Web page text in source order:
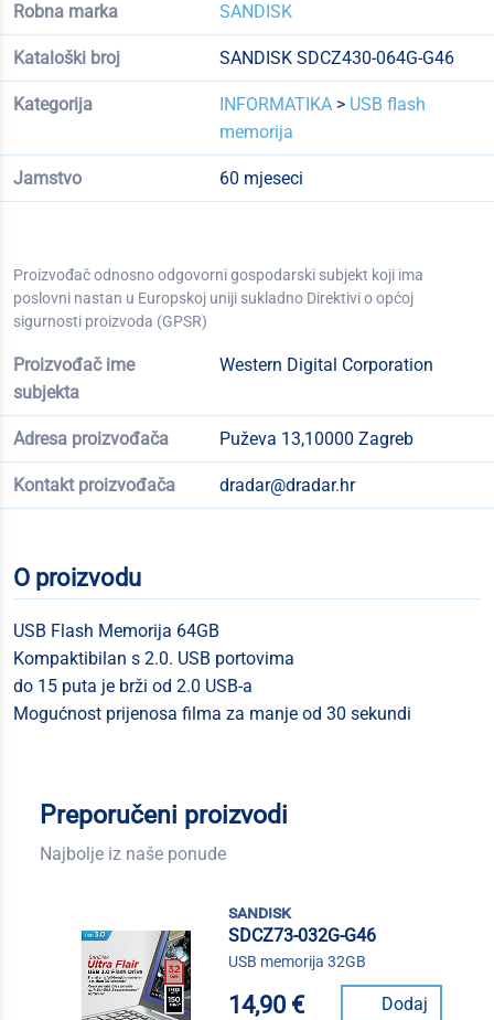
Robna marka SANDISK
Kataloški broj SANDISK SDCZ430-064G-G46
Kategorija INFORMATIKA> USB flash
memorija
Jamstvo 60 mjeseci
Proizvođač odnosno odgovorni gospodarski subjekt koji ima
poslovni nastan u Europskoj uniji sukladno Direktivi o općoj
sigurnosti proizvoda (GPSR)
Proizvođač ime
subjekta
Western Digital Corporation
Adresa proizvođača Puževa 13,10000 Zagreb
Kontakt proizvođača dradar@dradar.hr
O proizvodu
USB Flash Memorija 64GB
Kompaktibilan s 2.0. USB portovima
do 15 puta je brži od 2.0 USB-a
Mogućnost prijenosa filma za manje od 30 sekundi
Preporučeni proizvodi
Najbolje iz naše ponude
sandisk
SDCZ73-032G-G46
USB memorija 32GB
14,90 € Dodaj